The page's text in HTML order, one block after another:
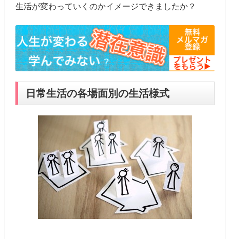
生活が変わっていくのかイメージできましたか？
日常生活の各場面別の生活様式